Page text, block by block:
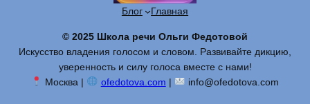
Блог Главная
© 2025 Школа речи Ольги Федотовой
Искусство владения голосом и словом. Развивайте дикцию,
уверенность и силу голоса вместе с нами!
Москва |
ofedotova.com | info@ofedotova.com